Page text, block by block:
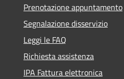
Prenotazione appuntamento
Segnalazione disservizio
Leggi le FAQ
Richiesta assistenza
IPA Fattura elettronica